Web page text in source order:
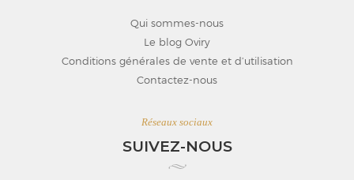
Qui sommes-nous
Le blog Oviry
Conditions générales de vente et d’utilisation
Contactez-nous
Réseaux sociaux
SUIVEZ-NOUS